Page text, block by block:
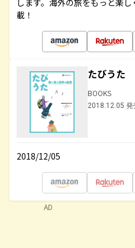
します。海外の旅をもっと楽
載！
たびうた
BOOKS
2018.12.05 発
2018/12/05
AD